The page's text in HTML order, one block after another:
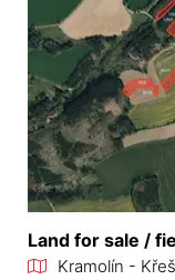
Land for sale /
Kramolín -